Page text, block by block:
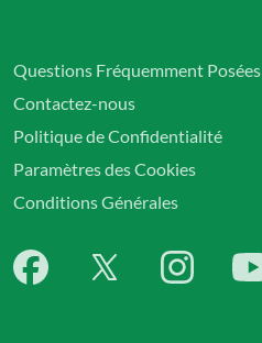
Questions Fréquemment Posées
Contactez-nous
Politique de Confidentialité
Paramètres des Cookies
Conditions Générales